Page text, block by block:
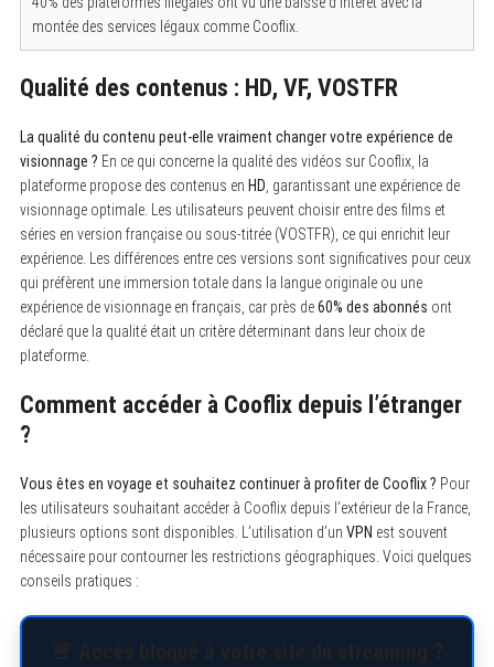
montée des services légaux comme Cooflix.
Qualité des contenus : HD, VF, VOSTFR
La qualité du contenu peut-elle vraiment changer votre expérience de
visionnage ? En ce qui concerne la qualité des vidéos sur Cooflix, la
plateforme propose des contenus en HD , garantissant une expérience de
visionnage optimale. Les utilisateurs peuvent choisir entre des films et
séries en version française ou sous-titrée (VOSTFR), ce qui enrichit leur
expérience. Les différences entre ces versions sont significatives pour ceux
qui préfèrent une immersion totale dans la langue originale ou une
expérience de visionnage en français, car près de60% des abonnés ont
déclaré que la qualité était un critère déterminant dans leur choix de
plateforme.
Comment accéder à Cooflix depuis l’étranger
?
Vous êtes en voyage et souhaitez continuer à profiter de Cooflix ? Pour
les utilisateurs souhaitant accéder à Cooflix depuis l’extérieur de la France,
plusieurs options sont disponibles. L’utilisation d’un VPN est souvent
nécessaire pour contourner les restrictions géographiques. Voici quelques
conseils pratiques :